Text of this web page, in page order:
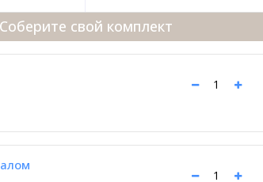
Соберите свой комплект